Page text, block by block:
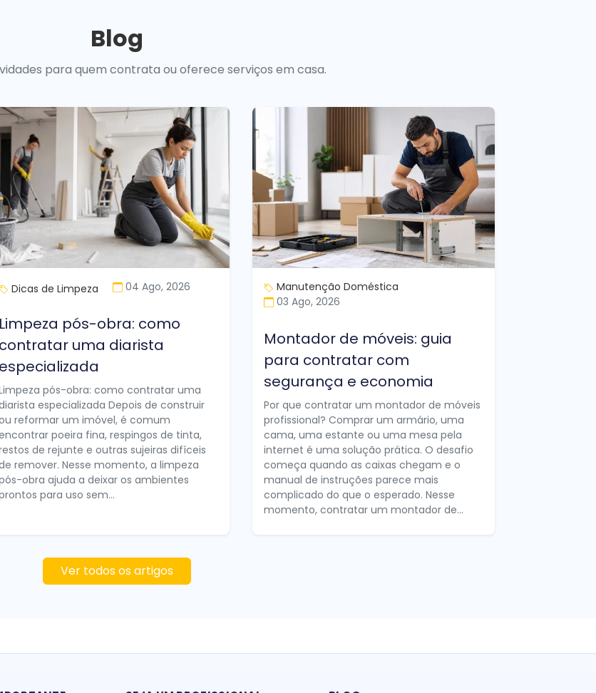
Blog
para quem contrata ou oferece serviços em casa.
Dicas de Limpeza 04 Ago, 2026
Limpeza pós-obra: como
contratar uma diarista
especializada
pós-obra: como contratar uma
especializada Depois de construir
reformar um imóvel, é comum
poeira fina, respingos de tinta,
de rejunte e outras sujeiras difíceis
remover. Nesse momento, a limpeza
obra ajuda a deixar os ambientes
para uso sem...
Manutenção Doméstica
03 Ago, 2026
Montador de móveis: guia
para contratar com
segurança e economia
Por que contratar um montador de móveis
profissional? Comprar um armário, uma
cama, uma estante ou uma mesa pela
internet é uma solução prática. O desafio
começa quando as caixas chegam e o
manual de instruções parece mais
complicado do que o esperado. Nesse
momento, contratar um montador de...
Ver todos os artigos